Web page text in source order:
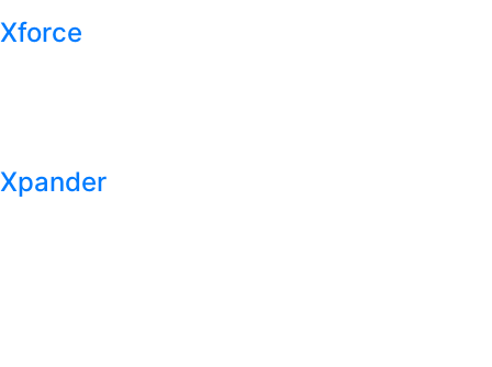
Xforce
Xpander